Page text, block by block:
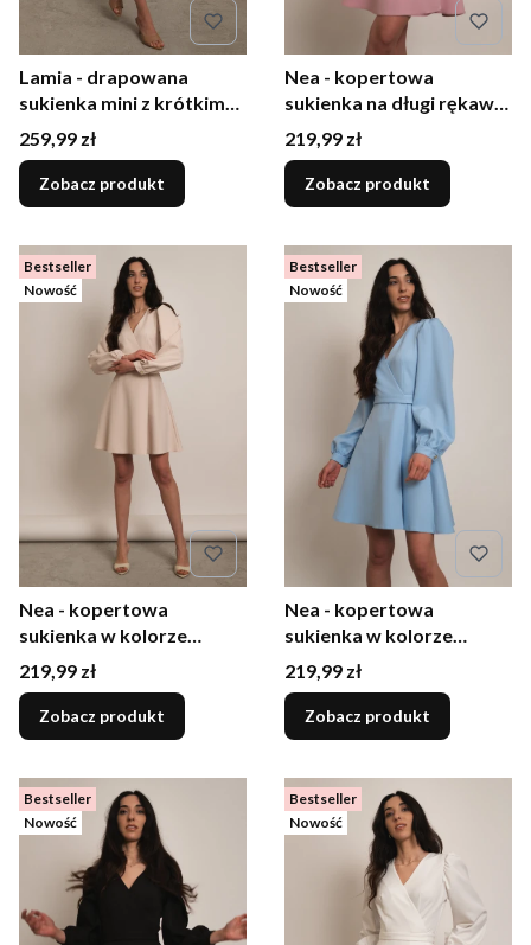
Lamia - drapowana
sukienka mini z krótkim
rękawem mokka
Cena
259,99 zł
Zobacz produkt
Nea - kopertowa
sukienka na długi rękaw
dusty rose
Cena
219,99 zł
Zobacz produkt
Bestseller
Nowość
Nea - kopertowa
sukienka w kolorze
beżowym
Cena
219,99 zł
Zobacz produkt
Bestseller
Nowość
Nea - kopertowa
sukienka w kolorze
błękitnym
Cena
219,99 zł
Zobacz produkt
Bestseller
Nowość
Bestseller
Nowość